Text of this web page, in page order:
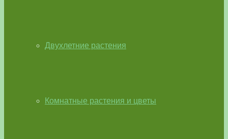
Двухлетние растения
Комнатные растения и цветы